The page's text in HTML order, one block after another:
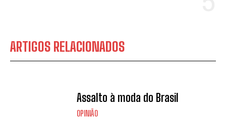
ARTIGOS RELACIONADOS
Assalto à moda do Brasil
OPINIÃO